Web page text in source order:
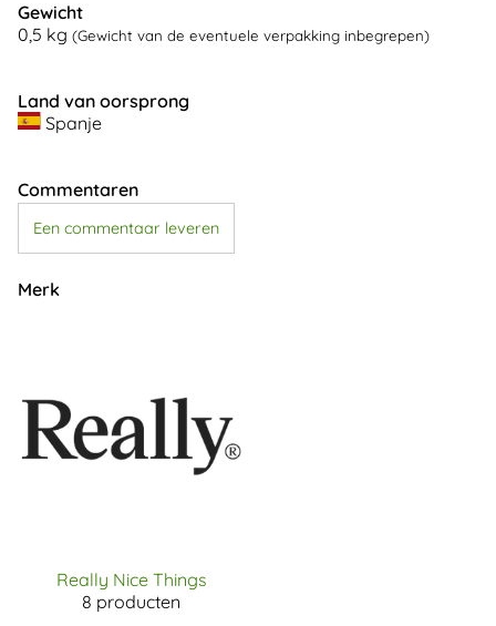
Gewicht
0,5 kg (Gewicht van de eventuele verpakking inbegrepen)
Land van oorsprong
Spanje
Commentaren
Een commentaar leveren
Merk
Really Nice Things
8 producten